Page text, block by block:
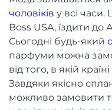
чоловіків у всі
Boss USA, їздити
Сьогодні будь-який
парфуми можна
від того, в якій
Завдяки якісно
можливо замовити